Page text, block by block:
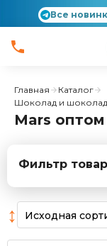
Все
Главная
Каталог
Шоколад и
Mars оптом
Фильтр
↕